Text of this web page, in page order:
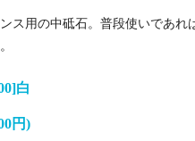
ス用の中砥石。普段使いであれ
白
円)